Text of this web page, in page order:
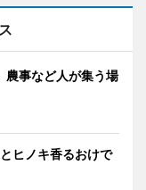
農事など人が集う場
ヒノキ香るおけで